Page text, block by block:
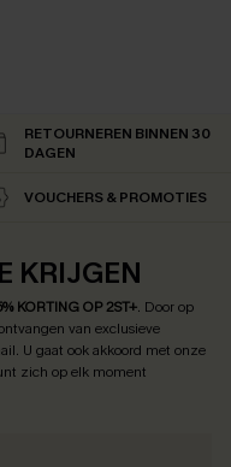
RETOURNEREN BINNEN 30
DAGEN
VOUCHERS & PROMOTIES
KRIJGEN
KORTING OP 2ST+. Door op
van exclusieve
U gaat ook akkoord met onze
zich op elk moment